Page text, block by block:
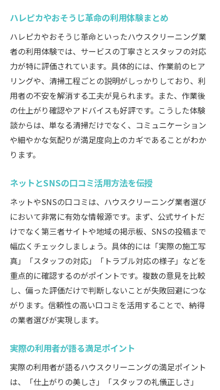
ハレピカやおそうじ革命の利用体験まとめ
ハレピカやおそうじ革命といったハウスクリーニング業
者の利用体験では、サービスの丁寧さとスタッフの対応
力が特に評価されています。具体的には、作業前のヒア
リングや、清掃工程ごとの説明がしっかりしており、利
用者の不安を解消する工夫が見られます。また、作業後
の仕上がり確認やアドバイスも好評です。こうした体験
談からは、単なる清掃だけでなく、コミュニケーション
や細やかな気配りが満足度向上のカギであることがわか
ります。
ネットとSNSの口コミ活用方法を伝授
ネットやSNSの口コミは、ハウスクリーニング業者選び
において非常に有効な情報源です。まず、公式サイトだ
けでなく第三者サイトや地域の掲示板、SNSの投稿まで
幅広くチェックしましょう。具体的には「実際の施工写
真」「スタッフの対応」「トラブル対応の様子」などを
重点的に確認するのがポイントです。複数の意見を比較
し、偏った評価だけで判断しないことが失敗回避につな
がります。信頼性の高い口コミを活用することで、納得
の業者選びが実現します。
実際の利用者が語る満足ポイント
実際の利用者が語るハウスクリーニングの満足ポイント
は、「仕上がりの美しさ」「スタッフの礼儀正しさ」